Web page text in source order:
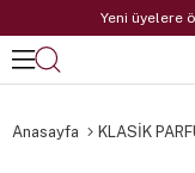
Yeni üyelere
Anasayfa KLASİK